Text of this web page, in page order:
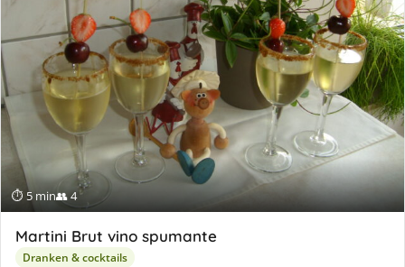
⏱ 5 min👥 4
Martini Brut vino spumante
Dranken & cocktails